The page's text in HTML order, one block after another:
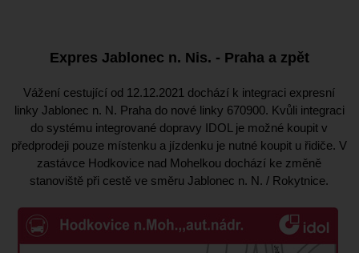
Expres Jablonec n. Nis. - Praha a zpět
Vážení cestující od 12.12.2021 dochází k integraci expresní
linky Jablonec n. N. Praha do nové linky 670900. Kvůli integraci
do systému integrované dopravy IDOL je možné koupit v
předprodeji pouze místenku a jízdenku je nutné koupit u řidiče. V
zastávce Hodkovice nad Mohelkou dochází ke změně
stanoviště při cestě ve směru Jablonec n. N. / Rokytnice.